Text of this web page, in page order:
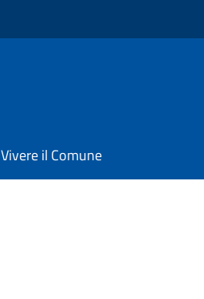
Vivere il Comune